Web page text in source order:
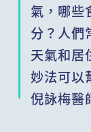
氣，哪些
分？人們
天氣和居
妙法可以
倪詠梅醫